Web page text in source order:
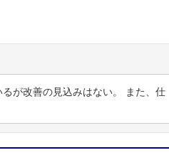
が改善の見込みはない。 また、仕